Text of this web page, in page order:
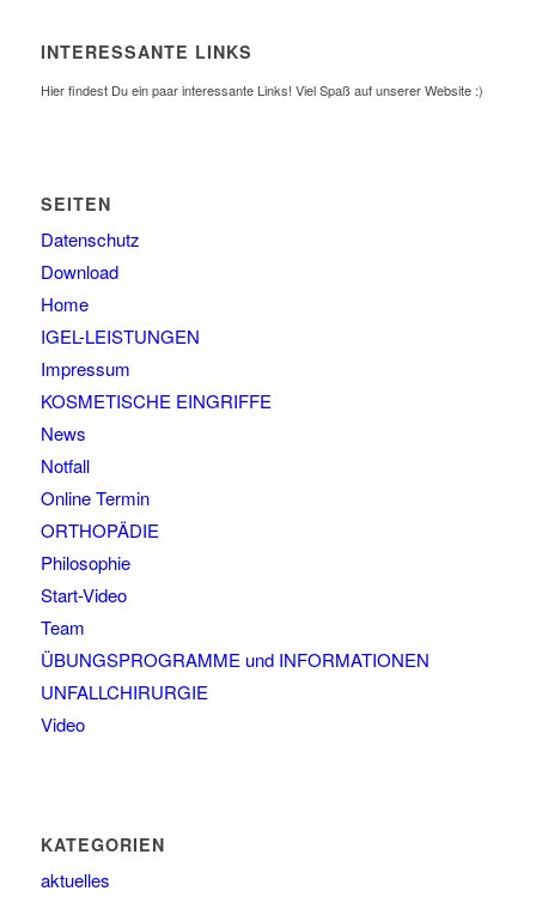
INTERESSANTE LINKS
Hier findest Du ein paar interessante Links! Viel Spaß auf unserer Website :)
SEITEN
Datenschutz
Download
Home
IGEL-LEISTUNGEN
Impressum
KOSMETISCHE EINGRIFFE
News
Notfall
Online Termin
ORTHOPÄDIE
Philosophie
Start-Video
Team
ÜBUNGSPROGRAMME und INFORMATIONEN
UNFALLCHIRURGIE
Video
KATEGORIEN
aktuelles